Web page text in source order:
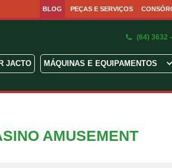
BLOG PEÇAS E SERVIÇOS
(64) 3632
JACTO MÁQUINAS E EQUIPAMENTOS
AMUSEMENT